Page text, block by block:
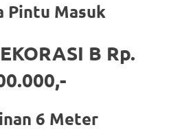
Pintu Masuk
B Rp.
6 Meter